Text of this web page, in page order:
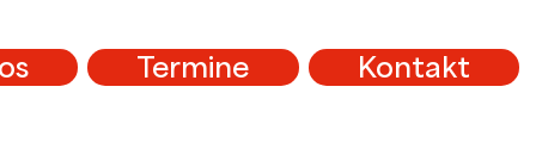
Termine Kontakt